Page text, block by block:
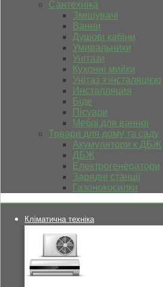
Сантехніка
Змішувачі
Ванни
Душові кабіни
Умивальники
Унітази
Кухонні мийки
Унітаз з інсталяцією
Инсталляция
Біде
Пісуари
Меблі для ванної
Товари для дому та саду
Акумулятори к ДБЖ
ДБЖ
Електрогенератори
Зарядні станції
Газонокосилки
Кліматична техніка